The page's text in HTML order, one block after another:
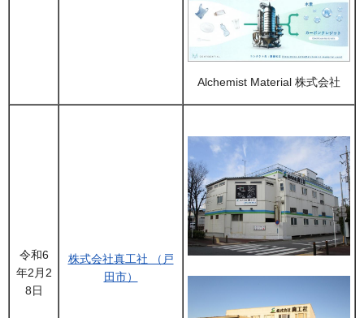
Alchemist Material 株式会社
令和6
年2月2
8日
株式会社真工社 （戸
田市）